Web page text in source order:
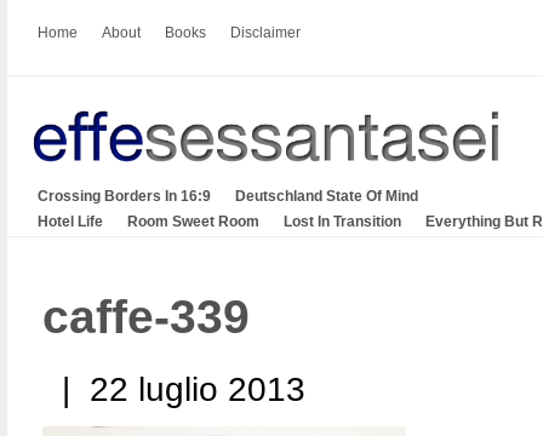
Home About Books Disclaimer
Crossing Borders In 16:9
Deutschland State Of Mind
Hotel Life
Room Sweet Room Lost In Transition Everything But
caffe-339
| 22 luglio 2013